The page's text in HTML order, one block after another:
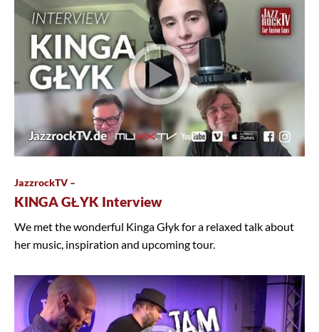
JazzrockTV –
KINGA GŁYK Interview
We met the wonderful Kinga Głyk for a relaxed talk about
her music, inspiration and upcoming tour.